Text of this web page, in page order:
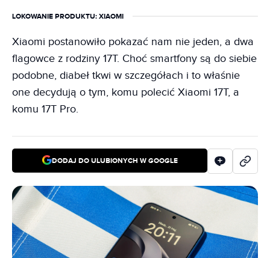
LOKOWANIE PRODUKTU: XIAOMI
Xiaomi postanowiło pokazać nam nie jeden, a dwa
flagowce z rodziny 17T. Choć smartfony są do siebie
podobne, diabeł tkwi w szczegółach i to właśnie
one decydują o tym, komu polecić Xiaomi 17T, a
komu 17T Pro.
DODAJ DO ULUBIONYCH W GOOGLE